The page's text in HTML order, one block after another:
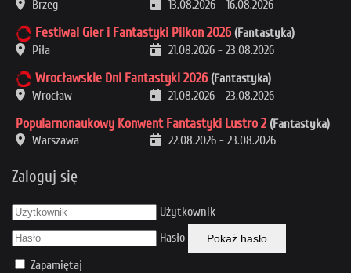
Brzeg
13.08.2026 - 16.08.2026
Festiwal Gier i Fantastyki Pilkon 2026 (Fantastyka)
Piła
21.08.2026 - 23.08.2026
Wrocławskie Dni Fantastyki 2026 (Fantastyka)
Wrocław
21.08.2026 - 23.08.2026
Popularnonaukowy Konwent Fantastyki Lustro 2 (Fantastyka)
Warszawa
22.08.2026 - 23.08.2026
Zaloguj się
Użytkownik
Hasło
Pokaż hasło
Zapamiętaj